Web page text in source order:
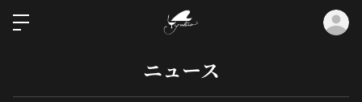
ニュース